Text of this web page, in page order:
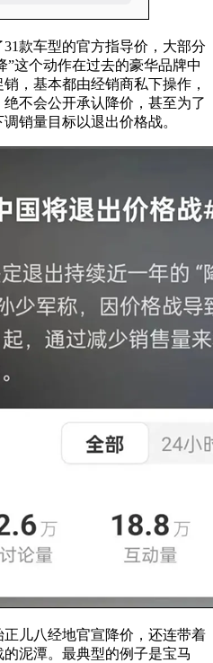
款车型的官方指导价，大部分
”这个动作在过去的豪华品牌中
，基本都由经销商私下操作，
不会公开承认降价，甚至为了
销量目标以退出价格战。
儿八经地官宣降价，还连带着
泥潭。最典型的例子是宝马